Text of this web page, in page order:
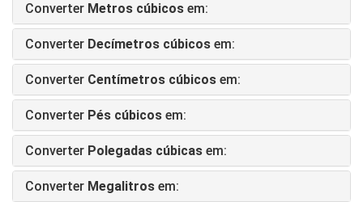
Converter Metros cúbicos em:
Converter Decímetros cúbicos em:
Converter Centímetros cúbicos em:
Converter Pés cúbicos em:
Converter Polegadas cúbicas em:
Converter Megalitros em: